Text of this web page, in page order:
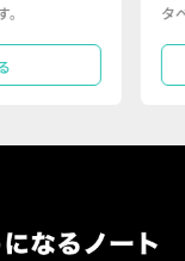
タ